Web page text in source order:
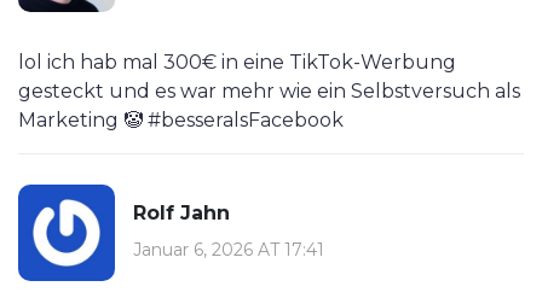
lol ich hab mal 300€ in eine TikTok-Werbung
gesteckt und es war mehr wie ein Selbstversuch als
Marketing 🤡 #besseralsFacebook
Rolf Jahn
Januar 6, 2026 AT 17:41